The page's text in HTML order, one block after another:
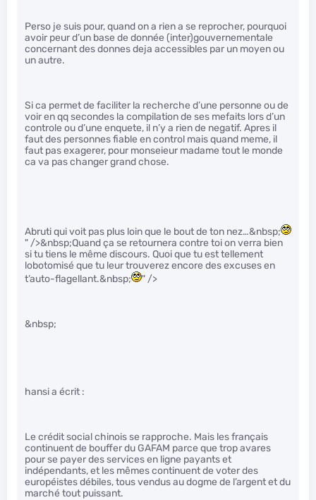
Perso je suis pour, quand on a rien a se reprocher, pourquoi
avoir peur d’un base de donnée (inter)gouvernementale
concernant des donnes deja accessibles par un moyen ou
un autre.
Si ca permet de faciliter la recherche d’une personne ou de
voir en qq secondes la compilation de ses mefaits lors d’un
controle ou d’une enquete, il n’y a rien de negatif. Apres il
faut des personnes fiable en control mais quand meme, il
faut pas exagerer, pour monseieur madame tout le monde
ca va pas changer grand chose.
Abruti qui voit pas plus loin que le bout de ton nez…&nbsp;
" />&nbsp;Quand ça se retournera contre toi on verra bien
si tu tiens le même discours. Quoi que tu est tellement
lobotomisé que tu leur trouverez encore des excuses en
t’auto-flagellant.&nbsp;
" />
&nbsp;
hansi a écrit :
Le crédit social chinois se rapproche. Mais les français
continuent de bouffer du GAFAM parce que trop avares
pour se payer des services en ligne payants et
indépendants, et les mêmes continuent de voter des
européistes débiles, tous vendus au dogme de l’argent et du
marché tout puissant.